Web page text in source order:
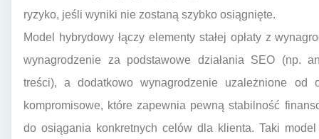
ryzyko, jeśli wyniki nie zostaną szybko osiągnięte.
Model hybrydowy łączy elementy stałej opłaty z
wynagrodzenie za podstawowe działania SEO (np.
treści), a dodatkowo wynagrodzenie uzależnione od
kompromisowe, które zapewnia pewną stabilność
do osiągania konkretnych celów dla klienta. Taki